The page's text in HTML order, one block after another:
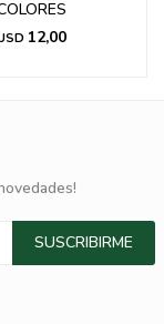
12,00
SUSCRIBIRME